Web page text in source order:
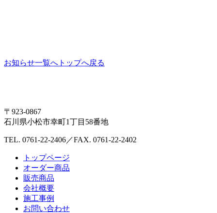
お知らせ一覧へ トップへ戻る
〒923-0867
石川県小松市幸町1丁目58番地
TEL. 0761-22-2406／FAX. 0761-22-2402
トップページ
オーダー商品
販売商品
会社概要
施工事例
お問い合わせ